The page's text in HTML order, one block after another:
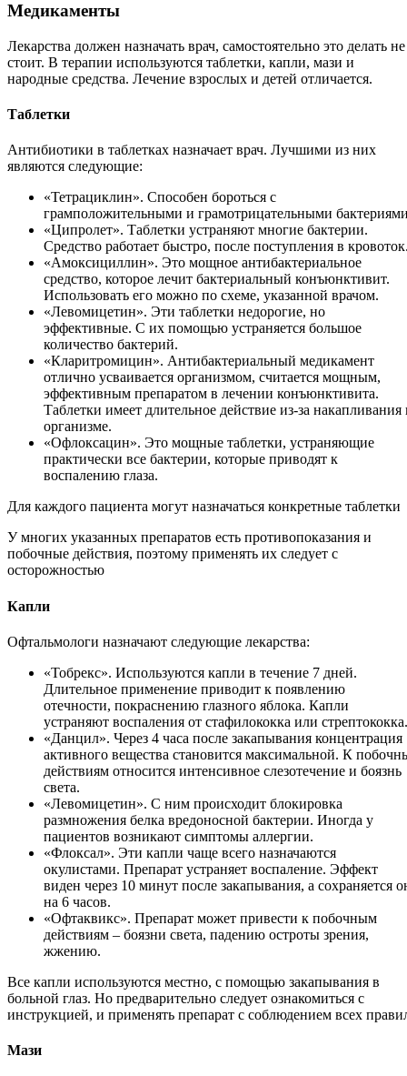
Медикаменты
Лекарства должен назначать врач, самостоятельно это делать не
стоит. В терапии используются таблетки, капли, мази и
народные средства. Лечение взрослых и детей отличается.
Таблетки
Антибиотики в таблетках назначает врач. Лучшими из них
являются следующие:
«Тетрациклин». Способен бороться с
грамположительными и грамотрицательными
«Ципролет». Таблетки устраняют многие бактерии.
Средство работает быстро, после поступления в
«Амоксициллин». Это мощное антибактериальное
средство, которое лечит бактериальный конъюнктивит.
Использовать его можно по схеме, указанной врачом.
«Левомицетин». Эти таблетки недорогие, но
эффективные. С их помощью устраняется большое
количество бактерий.
«Кларитромицин». Антибактериальный медикамент
отлично усваивается организмом, считается мощным,
эффективным препаратом в лечении конъюнктивита.
Таблетки имеет длительное действие из-за накапливания
организме.
«Офлоксацин». Это мощные таблетки, устраняющие
практически все бактерии, которые приводят к
воспалению глаза.
Для каждого пациента могут назначаться конкретные таблетки
У многих указанных препаратов есть противопоказания и
побочные действия, поэтому применять их следует с
осторожностью
Капли
Офтальмологи назначают следующие лекарства:
«Тобрекс». Используются капли в течение 7 дней.
Длительное применение приводит к появлению
отечности, покраснению глазного яблока. Капли
устраняют воспаления от стафилококка или стрептококка.
«Данцил». Через 4 часа после закапывания концентрация
активного вещества становится максимальной. К
действиям относится интенсивное слезотечение и боязнь
света.
«Левомицетин». С ним происходит блокировка
размножения белка вредоносной бактерии. Иногда у
пациентов возникают симптомы аллергии.
«Флоксал». Эти капли чаще всего назначаются
окулистами. Препарат устраняет воспаление. Эффект
виден через 10 минут после закапывания, а сохраняется
на 6 часов.
«Офтаквикс». Препарат может привести к побочным
действиям – боязни света, падению остроты зрения,
жжению.
Все капли используются местно, с помощью закапывания в
больной глаз. Но предварительно следует ознакомиться с
инструкцией, и применять препарат с соблюдением всех
Мази